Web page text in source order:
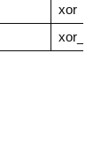
xor
xor_eq